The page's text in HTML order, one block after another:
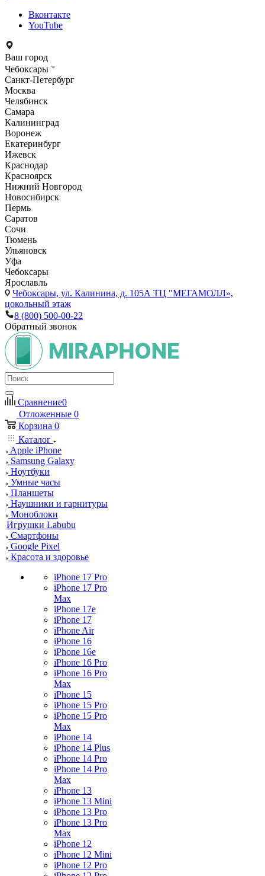
Вконтакте
YouTube
Ваш город
Чебоксары
Санкт-Петербург
Москва
Челябинск
Самара
Калининград
Воронеж
Екатеринбург
Ижевск
Краснодар
Красноярск
Нижний Новгород
Новосибирск
Пермь
Саратов
Сочи
Тюмень
Ульяновск
Уфа
Чебоксары
Ярославль
Чебоксары, ул. Калинина, д. 105А ТЦ "МЕГАМОЛЛ»,
цокольный этаж
8 (800) 500-00-22
Обратный звонок
Сравнение0
Отложенные 0
Корзина 0
Каталог
Apple iPhone
Samsung Galaxy
Ноутбуки
Умные часы
Планшеты
Наушники и гарнитуры
Моноблоки
Игрушки Labubu
Смартфоны
Google Pixel
Красота и здоровье
iPhone 17 Pro
iPhone 17 Pro
Max
iPhone 17e
iPhone 17
iPhone Air
iPhone 16
iPhone 16e
iPhone 16 Pro
iPhone 16 Pro
Max
iPhone 15
iPhone 15 Pro
iPhone 15 Pro
Max
iPhone 14
iPhone 14 Plus
iPhone 14 Pro
iPhone 14 Pro
Max
iPhone 13
iPhone 13 Mini
iPhone 13 Pro
iPhone 13 Pro
Max
iPhone 12
iPhone 12 Mini
iPhone 12 Pro